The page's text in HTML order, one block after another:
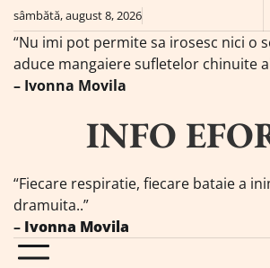
Skip
content
sâmbătă, august 8, 2026
“Nu imi pot permite sa irosesc nici o
aduce mangaiere sufletelor chinuite
– Ivonna Movila
INFO
“Fiecare respiratie, fiecare bataie a
dramuita..”
– Ivonna Movila